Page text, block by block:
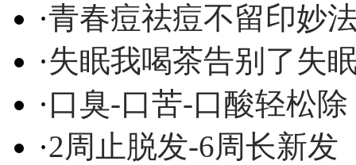
·青春痘祛痘不留印妙
·失眠我喝茶告别了失
·口臭-口苦-口酸轻松除
·2周止脱发-6周长新发